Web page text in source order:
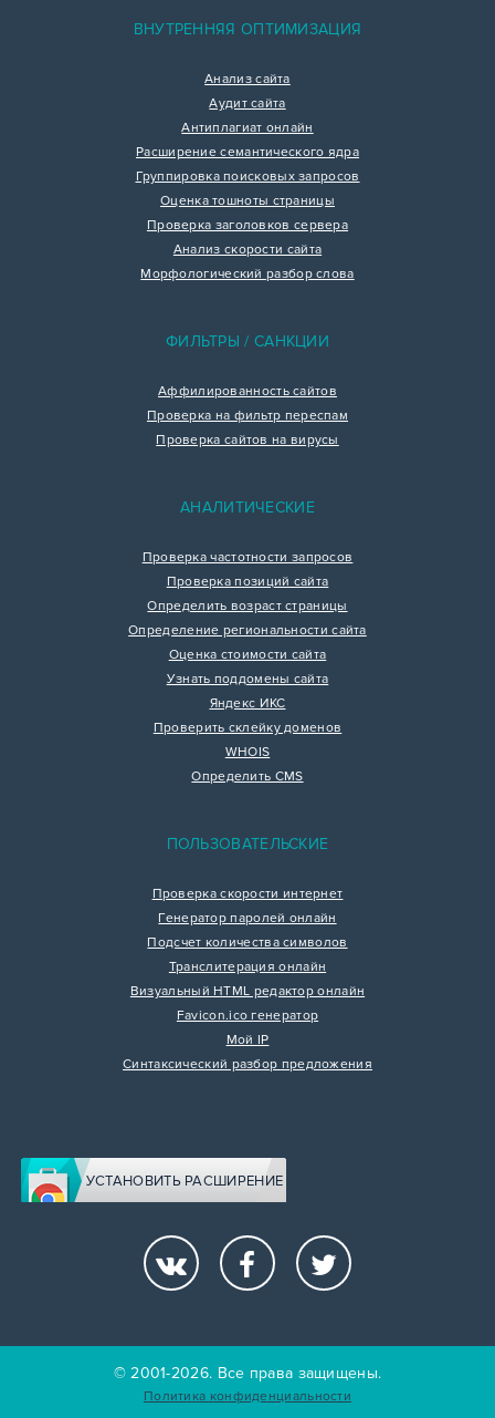
ВНУТРЕННЯЯ ОПТИМИЗАЦИЯ
Анализ сайта
Аудит сайта
Антиплагиат онлайн
Расширение семантического ядра
Группировка поисковых запросов
Оценка тошноты страницы
Проверка заголовков сервера
Анализ скорости сайта
Морфологический разбор слова
ФИЛЬТРЫ / САНКЦИИ
Аффилированность сайтов
Проверка на фильтр переспам
Проверка сайтов на вирусы
АНАЛИТИЧЕСКИЕ
Проверка частотности запросов
Проверка позиций сайта
Определить возраст страницы
Определение региональности сайта
Оценка стоимости сайта
Узнать поддомены сайта
Яндекс ИКС
Проверить склейку доменов
WHOIS
Определить CMS
ПОЛЬЗОВАТЕЛЬСКИЕ
Проверка скорости интернет
Генератор паролей онлайн
Подсчет количества символов
Транслитерация онлайн
Визуальный HTML редактор онлайн
Favicon.ico генератор
Мой IP
Синтаксический разбор предложения
УСТАНОВИТЬ РАСШИРЕНИЕ
© 2001-2026. Все права защищены.
Политика конфиденциальности